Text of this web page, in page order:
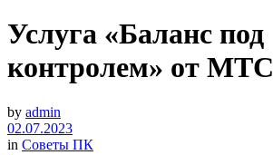
Услуга «Баланс под
контролем» от МТС
by admin
02.07.2023
in Советы ПК